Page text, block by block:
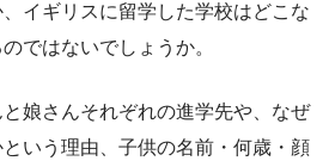
イギリスに留学した学校はどこな
ではないでしょうか。
娘さんそれぞれの進学先や、なぜ
いう理由、子供の名前・何歳・顔